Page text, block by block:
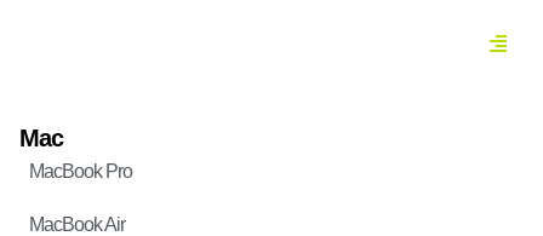
Mac
MacBook Pro
MacBook Air